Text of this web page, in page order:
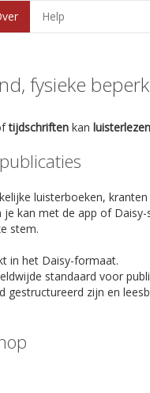
Help
fysieke
tijdschriften kan luisterlezen
luisterboeken,
kan met de app of
stem.
in het Daisy-formaat.
standaard voor
zijn en